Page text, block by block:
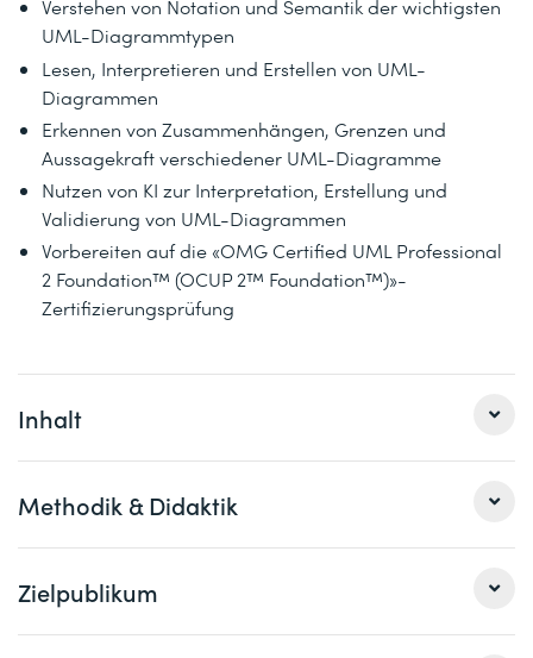
Verstehen von Notation und Semantik der wichtigsten
UML-Diagrammtypen
Lesen, Interpretieren und Erstellen von UML-
Diagrammen
Erkennen von Zusammenhängen, Grenzen und
Aussagekraft verschiedener UML-Diagramme
Nutzen von KI zur Interpretation, Erstellung und
Validierung von UML-Diagrammen
Vorbereiten auf die «OMG Certified UML Professional
2 Foundation™ (OCUP 2™ Foundation™)»-
Zertifizierungsprüfung
Inhalt
Basiskurs:Unified Modeling Language (UML) in der
1 Einführung in UML
Rolle der UML in modernen IT-Projekten
Methodik & Didaktik
Im Vorfeld bereitest du dich auf diesen Kurs vor und
Zielpublikum